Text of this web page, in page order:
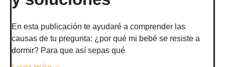
En esta publicación te ayudaré a comprender las
causas de tu pregunta: ¿por qué mi bebé se resiste a
dormir? Para que así sepas qué